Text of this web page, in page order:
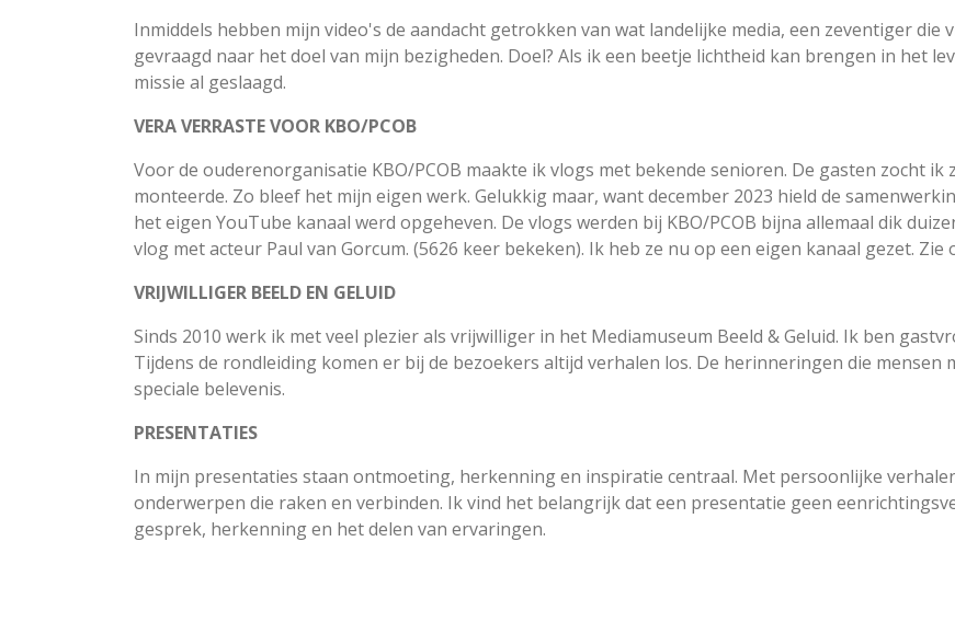
Inmiddels hebben mijn video's de aandacht getrokken van wat landelijke media, een zeventiger
gevraagd naar het doel van mijn bezigheden. Doel? Als ik een beetje lichtheid kan brengen in het
missie al geslaagd.
VERA VERRASTE VOOR KBO/PCOB
Voor de ouderenorganisatie KBO/PCOB maakte ik vlogs met bekende senioren. De gasten zocht
monteerde. Zo bleef het mijn eigen werk. Gelukkig maar, want december 2023 hield de
het eigen YouTube kanaal werd opgeheven. De vlogs werden bij KBO/PCOB bijna allemaal dik
vlog met acteur Paul van Gorcum. (5626 keer bekeken). Ik heb ze nu op een eigen kanaal gezet.
VRIJWILLIGER BEELD EN GELUID
Sinds 2010 werk ik met veel plezier als vrijwilliger in het Mediamuseum Beeld & Geluid. Ik ben
Tijdens de rondleiding komen er bij de bezoekers altijd verhalen los. De herinneringen die mensen
speciale belevenis.
PRESENTATIES
In mijn presentaties staan ontmoeting, herkenning en inspiratie centraal. Met persoonlijke
onderwerpen die raken en verbinden. Ik vind het belangrijk dat een presentatie geen
gesprek, herkenning en het delen van ervaringen.